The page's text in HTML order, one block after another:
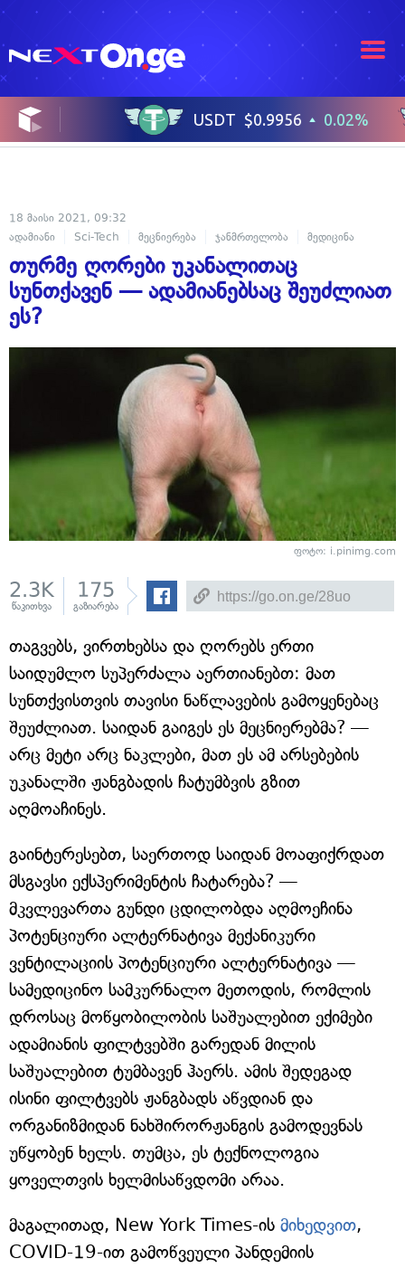
18 მაისი 2021, 09:32
ადამიანი
Sci-Tech მეცნიერება ჯანმრთელობა მედიცინა
თურმე ღორები უკანალითაც
სუნთქავენ — ადამიანებსაც შეუძლიათ
ეს?
ფოტო: i.pinimg.com
2.3K
წაკითხვა
175
გაზიარება
თაგვებს, ვირთხებსა და ღორებს ერთი
საიდუმლო სუპერძალა აერთიანებთ: მათ
სუნთქვისთვის თავისი ნაწლავების გამოყენებაც
შეუძლიათ. საიდან გაიგეს ეს მეცნიერებმა? —
არც მეტი არც ნაკლები, მათ ეს ამ არსებების
უკანალში ჟანგბადის ჩატუმბვის გზით
აღმოაჩინეს.
გაინტერესებთ, საერთოდ საიდან მოაფიქრდათ
მსგავსი ექსპერიმენტის ჩატარება? —
მკვლევართა გუნდი ცდილობდა აღმოეჩინა
პოტენციური ალტერნატივა მექანიკური
ვენტილაციის პოტენციური ალტერნატივა —
სამედიცინო სამკურნალო მეთოდის, რომლის
დროსაც მოწყობილობის საშუალებით ექიმები
ადამიანის ფილტვებში გარედან მილის
საშუალებით ტუმბავენ ჰაერს. ამის შედეგად
ისინი ფილტვებს ჟანგბადს აწვდიან და
ორგანიზმიდან ნახშირორჟანგის გამოდევნას
უწყობენ ხელს. თუმცა, ეს ტექნოლოგია
ყოველთვის ხელმისაწვდომი არაა.
მაგალითად, New York Times-ის მიხედვით,
COVID-19-ით გამოწვეული პანდემიის